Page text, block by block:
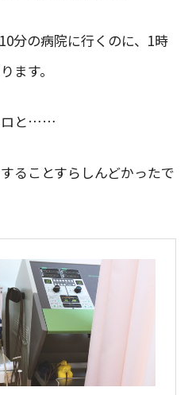
分の病院に行くのに、1時
ます。
ロと……
ることすらしんどかったで